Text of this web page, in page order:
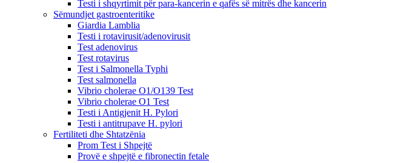
Testi i shqyrtimit për para-kancerin e qafës së mitrës dhe kancerin
Sëmundjet gastroenteritike
Giardia Lamblia
Testi i rotavirusit/adenovirusit
Test adenovirus
Test rotavirus
Test i Salmonella Typhi
Test salmonella
Vibrio cholerae O1/O139 Test
Vibrio cholerae O1 Test
Testi i Antigjenit H. Pylori
Testi i antitrupave H. pylori
Fertiliteti dhe Shtatzënia
Prom Test i Shpejtë
Provë e shpejtë e fibronectin fetale